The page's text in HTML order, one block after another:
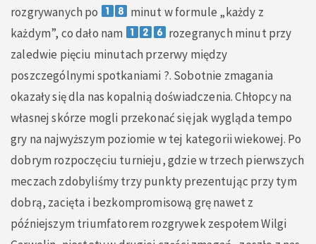
rozgrywanych po
minut w formule „każdy z
każdym”, co dało nam
rozegranych minut przy
zaledwie pięciu minutach przerwy między
poszczególnymi spotkaniami ?. Sobotnie zmagania
okazały się dla nas kopalnią doświadczenia. Chłopcy na
własnej skórze mogli przekonać się jak wygląda tempo
gry na najwyższym poziomie w tej kategorii wiekowej. Po
dobrym rozpoczęciu turnieju, gdzie w trzech pierwszych
meczach zdobyliśmy trzy punkty prezentując przy tym
dobrą, zacięta i bezkompromisową grę nawet z
późniejszym triumfatorem rozgrywek zespołem Wilgi